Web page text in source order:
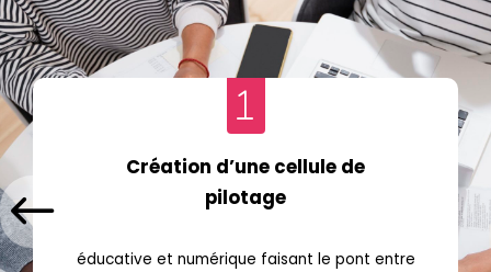
Création d’une cellule de
pilotage
éducative et numérique faisant le pont entre